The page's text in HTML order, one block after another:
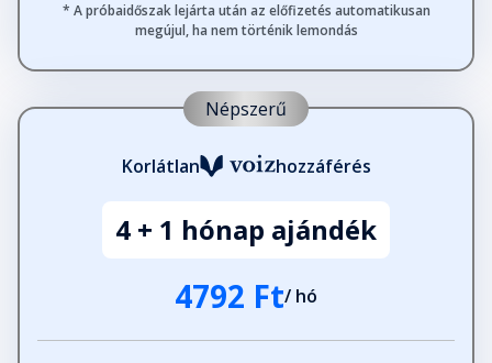
* A próbaidőszak lejárta után az előfizetés automatikusan
megújul, ha nem történik lemondás
Népszerű
Korlátlan hozzáférés
4 + 1 hónap ajándék
4792 Ft/ hó